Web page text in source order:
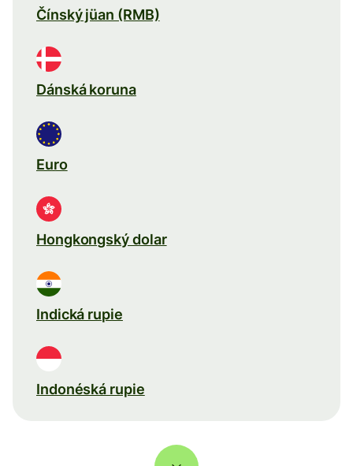
Čínský jüan (RMB)
Dánská koruna
Euro
Hongkongský dolar
Indická rupie
Indonéská rupie